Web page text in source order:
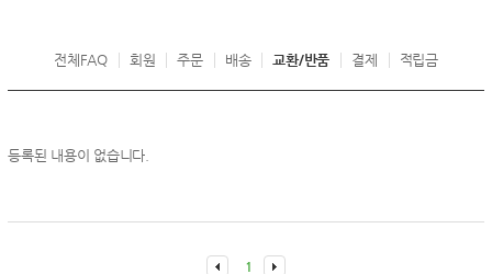
전체FAQ 회원 주문 배송 교환/반품 결제 적립금
등록된 내용이 없습니다.
1